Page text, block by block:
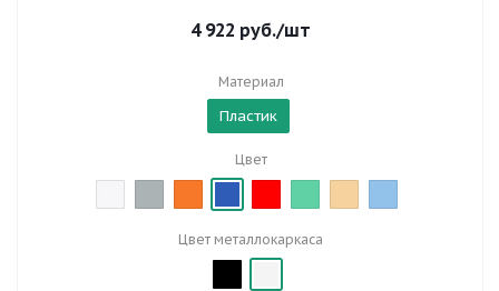
4 922 руб./шт
Материал
Пластик
Цвет
Цвет металлокаркаса